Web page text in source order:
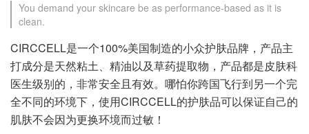
You demand your skincare be as performance-based as it is
clean.
CIRCCELL是一个100%美国制造的小众护肤品牌，产品主
打成分是天然粘土、精油以及草药提取物，产品都是皮肤科
医生级别的，非常安全且有效。哪怕你跨国飞行到另一个完
全不同的环境下，使用CIRCCELL的护肤品可以保证自己的
肌肤不会因为更换环境而过敏！